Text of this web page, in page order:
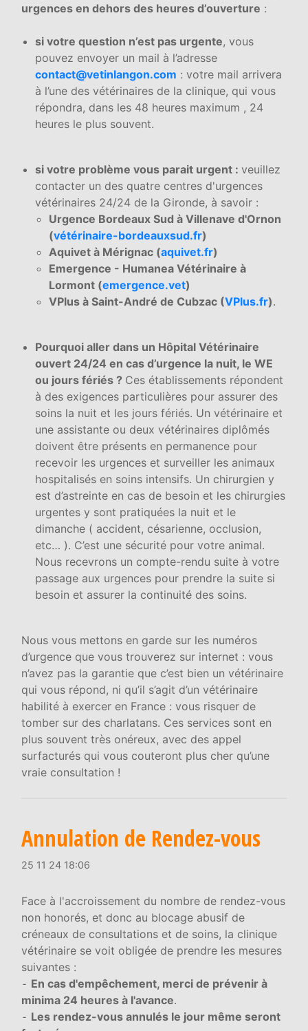
urgences en dehors des heures d’ouverture :
si votre question n’est pas urgente, vous
pouvez envoyer un mail à l’adresse
contact@vetinlangon.com : votre mail arrivera
à l’une des vétérinaires de la clinique, qui vous
répondra, dans les 48 heures maximum , 24
heures le plus souvent.
si votre problème vous parait urgent :veuillez
contacter un des quatre centres d'urgences
vétérinaires 24/24 de la Gironde, à savoir :
Urgence Bordeaux Sud à Villenave d'Ornon
(vétérinaire-bordeauxsud.fr)
Aquivet à Mérignac (aquivet.fr)
Emergence - Humanea Vétérinaire à
Lormont (emergence.vet)
VPlus à Saint-André de Cubzac (VPlus.fr).
Pourquoi aller dans un Hôpital Vétérinaire
ouvert 24/24 en cas d’urgence la nuit, le WE
ou jours fériés ? Ces établissements répondent
à des exigences particulières pour assurer des
soins la nuit et les jours fériés. Un vétérinaire et
une assistante ou deux vétérinaires diplômés
doivent être présents en permanence pour
recevoir les urgences et surveiller les animaux
hospitalisés en soins intensifs. Un chirurgien y
est d’astreinte en cas de besoin et les chirurgies
urgentes y sont pratiquées la nuit et le
dimanche ( accident, césarienne, occlusion,
etc… ). C’est une sécurité pour votre animal.
Nous recevrons un compte-rendu suite à votre
passage aux urgences pour prendre la suite si
besoin et assurer la continuité des soins.
Nous vous mettons en garde sur les numéros
d’urgence que vous trouverez sur internet : vous
n’avez pas la garantie que c’est bien un vétérinaire
qui vous répond, ni qu’il s’agit d’un vétérinaire
habilité à exercer en France : vous risquer de
tomber sur des charlatans. Ces services sont en
plus souvent très onéreux, avec des appel
surfacturés qui vous couteront plus cher qu’une
vraie consultation !
Annulation de Rendez-vous
25 11 24 18:06
Face à l'accroissement du nombre de rendez-vous
non honorés, et donc au blocage abusif de
créneaux de consultations et de soins, la clinique
vétérinaire se voit obligée de prendre les mesures
suivantes :
⁃ En cas d'empêchement, merci de prévenir à
minima 24 heures à l'avance.
⁃ Les rendez-vous annulés le jour même seront